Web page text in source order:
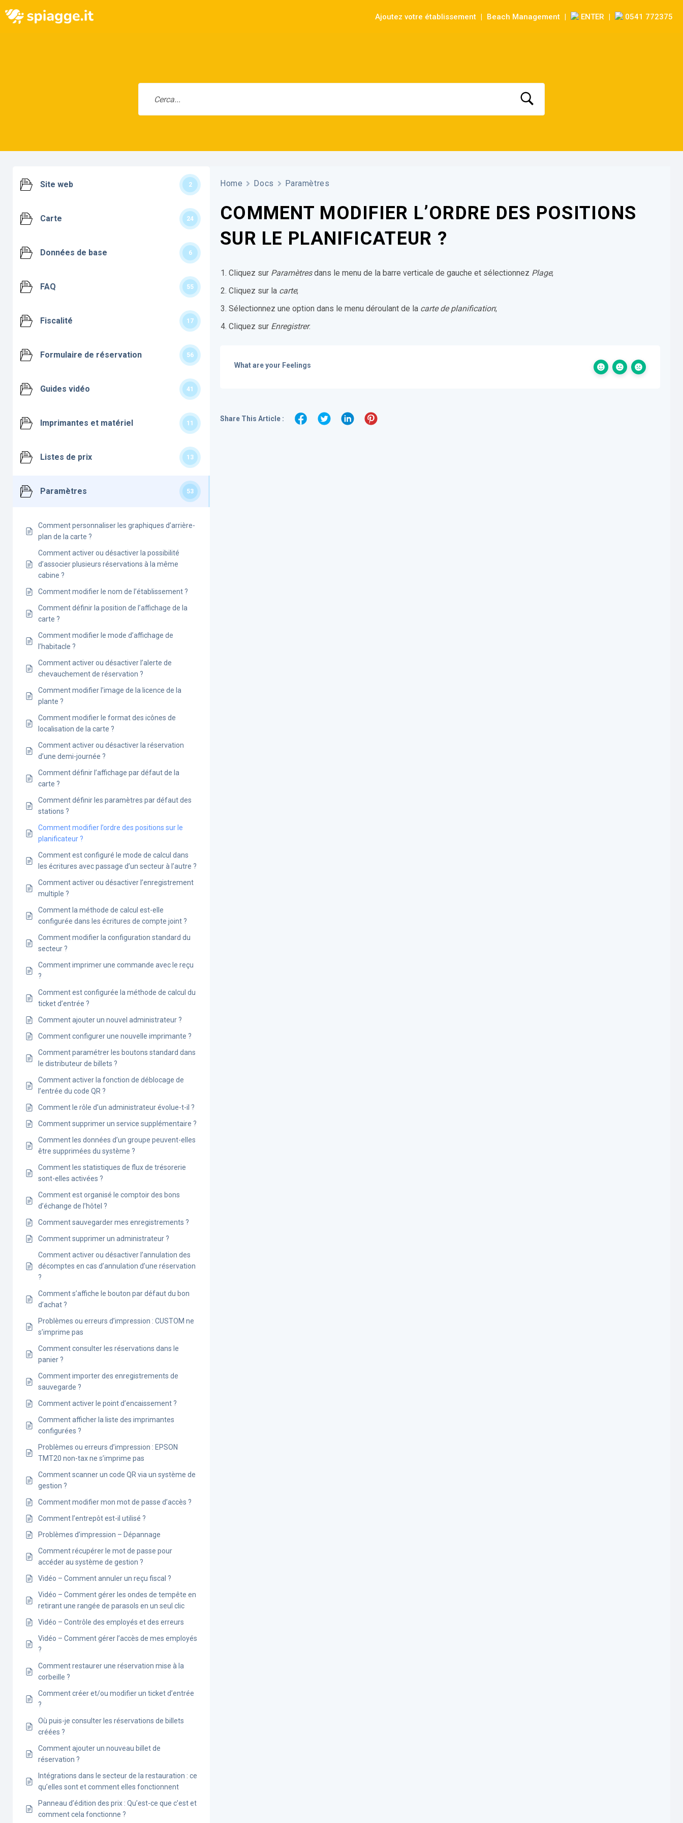
Ajoutez votre établissement Beach Management ENTER 0541 772375
Site web 2
Carte 24
Données de base 6
FAQ 55
Fiscalité 17
Formulaire de réservation 56
Guides vidéo 41
Imprimantes et matériel 11
Listes de prix 13
Paramètres 53
Comment personnaliser les graphiques d’arrière-
plan de la carte ?
Comment activer ou désactiver la possibilité
d’associer plusieurs réservations à la même
cabine ?
Comment modifier le nom de l’établissement ?
Comment définir la position de l’affichage de la
carte ?
Comment modifier le mode d’affichage de
l’habitacle ?
Comment activer ou désactiver l’alerte de
chevauchement de réservation ?
Comment modifier l’image de la licence de la
plante ?
Comment modifier le format des icônes de
localisation de la carte ?
Comment activer ou désactiver la réservation
d’une demi-journée ?
Comment définir l’affichage par défaut de la
carte ?
Comment définir les paramètres par défaut des
stations ?
Comment modifier l’ordre des positions sur le
planificateur ?
Comment est configuré le mode de calcul dans
les écritures avec passage d’un secteur à l’autre ?
Comment activer ou désactiver l’enregistrement
multiple ?
Comment la méthode de calcul est-elle
configurée dans les écritures de compte joint ?
Comment modifier la configuration standard du
secteur ?
Comment imprimer une commande avec le reçu
?
Comment est configurée la méthode de calcul du
ticket d’entrée ?
Comment ajouter un nouvel administrateur ?
Comment configurer une nouvelle imprimante ?
Comment paramétrer les boutons standard dans
le distributeur de billets ?
Comment activer la fonction de déblocage de
l’entrée du code QR ?
Comment le rôle d’un administrateur évolue-t-il ?
Comment supprimer un service supplémentaire ?
Comment les données d’un groupe peuvent-elles
être supprimées du système ?
Comment les statistiques de flux de trésorerie
sont-elles activées ?
Comment est organisé le comptoir des bons
d’échange de l’hôtel ?
Comment sauvegarder mes enregistrements ?
Comment supprimer un administrateur ?
Comment activer ou désactiver l’annulation des
décomptes en cas d’annulation d’une réservation
?
Comment s’affiche le bouton par défaut du bon
d’achat ?
Problèmes ou erreurs d’impression : CUSTOM ne
s’imprime pas
Comment consulter les réservations dans le
panier ?
Comment importer des enregistrements de
sauvegarde ?
Comment activer le point d’encaissement ?
Comment afficher la liste des imprimantes
configurées ?
Problèmes ou erreurs d’impression : EPSON
TMT20 non-tax ne s’imprime pas
Comment scanner un code QR via un système de
gestion ?
Comment modifier mon mot de passe d’accès ?
Comment l’entrepôt est-il utilisé ?
Problèmes d’impression – Dépannage
Comment récupérer le mot de passe pour
accéder au système de gestion ?
Vidéo – Comment annuler un reçu fiscal ?
Vidéo – Comment gérer les ondes de tempête en
retirant une rangée de parasols en un seul clic
Vidéo – Contrôle des employés et des erreurs
Vidéo – Comment gérer l’accès de mes employés
?
Comment restaurer une réservation mise à la
corbeille ?
Comment créer et/ou modifier un ticket d’entrée
?
Où puis-je consulter les réservations de billets
créées ?
Comment ajouter un nouveau billet de
réservation ?
Intégrations dans le secteur de la restauration : ce
qu’elles sont et comment elles fonctionnent
Panneau d’édition des prix : Qu’est-ce que c’est et
comment cela fonctionne ?
Home Docs Paramètres
COMMENT MODIFIER L’ORDRE DES POSITIONS
SUR LE PLANIFICATEUR ?
Cliquez sur Paramètresdans le menu de la barre verticale de gauche et sélectionnez Plage;
Cliquez sur la carte;
Sélectionnez une option dans le menu déroulant de la carte de planification;
Cliquez sur Enregistrer.
What are your Feelings
Share This Article :